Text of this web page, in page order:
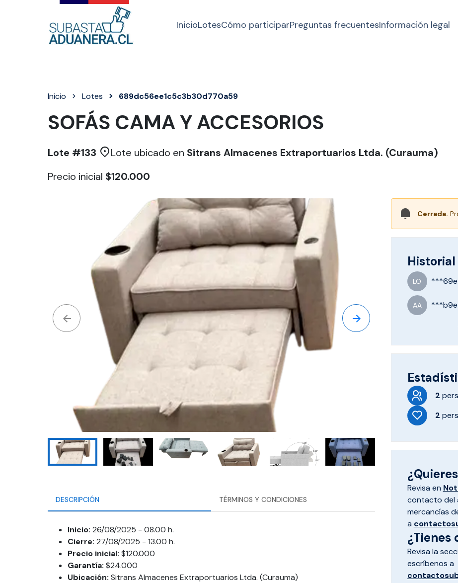
InicioLotesCómo participarPreguntas frecuentesInformación legal
Inicio Lotes 689dc56ee1c5c3b30d770a59
SOFÁS CAMA Y ACCESORIOS
Lote #133 Lote ubicado en Sitrans Almacenes Extraportuarios Ltda. (Curauma)
Precio inicial $120.000
DESCRIPCIÓN TÉRMINOS Y CONDICIONES
Inicio: 26/08/2025 - 08.00 h.
Cierre: 27/08/2025 - 13.00 h.
Precio inicial: $120.000
Garantía: $24.000
Ubicación: Sitrans Almacenes Extraportuarios Ltda. (Curauma)
Cerrada.
LO ***69e
AA ***b9e
2
2
Revisa en
contacto del
mercancías
a
¿Tienes
Revisa la
escríbenos a